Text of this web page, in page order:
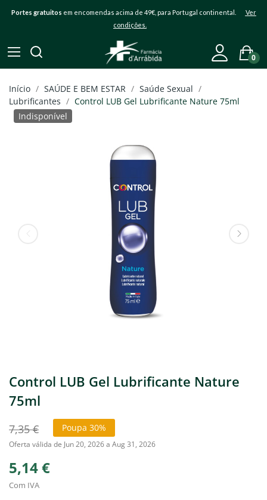
Portes gratuitos em encomendas acima de 49€, para Portugal continental. Ver
condições.
0
Início SAÚDE E BEM ESTAR
Saúde Sexual
Lubrificantes
Control LUB Gel Lubrificante Nature 75ml
Indisponível
Control LUB Gel Lubrificante Nature
75ml
7,35 € Poupa 30%
Oferta válida de Jun 20, 2026 a Aug 31, 2026
5,14 €
Com IVA